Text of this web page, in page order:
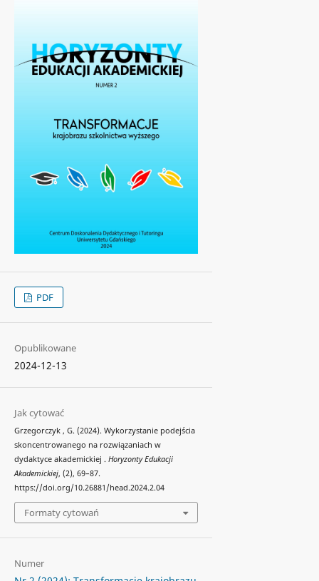
PDF
Opublikowane
2024-12-13
Jak cytować
Grzegorczyk , G. (2024). Wykorzystanie podejścia
skoncentrowanego na rozwiązaniach w
dydaktyce akademickiej . Horyzonty Edukacji
Akademickiej, (2), 69–87.
https://doi.org/10.26881/head.2024.2.04
Formaty cytowań
Numer